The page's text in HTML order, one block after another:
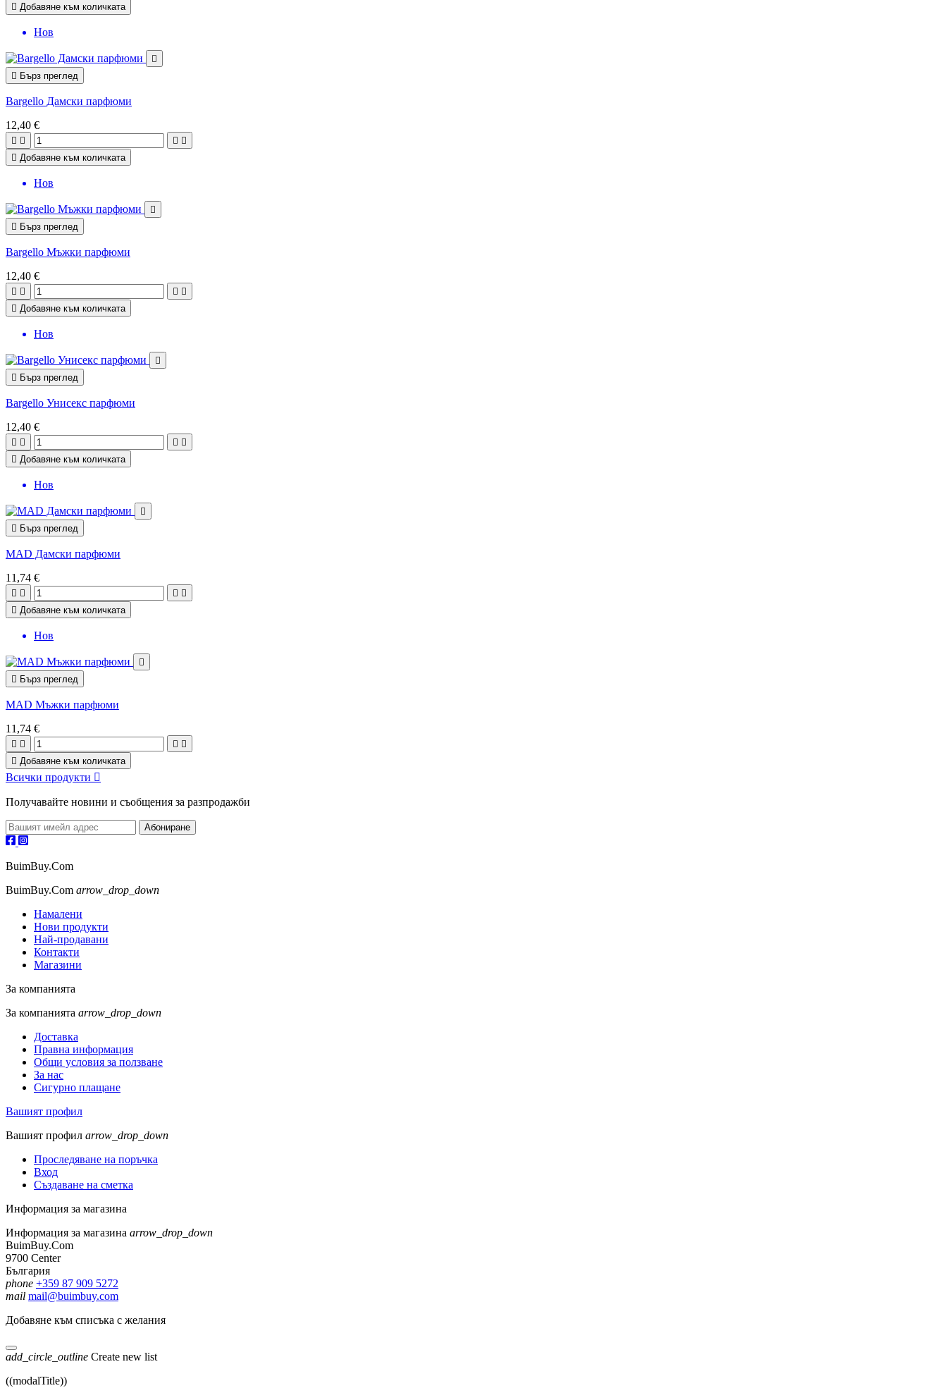
 Добавяне към количката
Нов

 Бърз преглед
Bargello Дамски парфюми
12,40 €
   
 Добавяне към количката
Нов

 Бърз преглед
Bargello Мъжки парфюми
12,40 €
   
 Добавяне към количката
Нов

 Бърз преглед
Bargello Унисекс парфюми
12,40 €
   
 Добавяне към количката
Нов

 Бърз преглед
MAD Дамски парфюми
11,74 €
   
 Добавяне към количката
Нов

 Бърз преглед
MAD Мъжки парфюми
11,74 €
   
 Добавяне към количката
Всички продукти 
Получавайте новини и съобщения за разпродажби
BuimBuy.Com
BuimBuy.Com arrow_drop_down
Намалени
Нови продукти
Най-продавани
Контакти
Магазини
За компанията
За компанията arrow_drop_down
Доставка
Правна информация
Общи условия за ползване
За нас
Сигурно плащане
Вашият профил
Вашият профил arrow_drop_down
Проследяване на поръчка
Вход
Създаване на сметка
Информация за магазина
Информация за магазина arrow_drop_down
BuimBuy.Com
9700 Center
България
phone +359 87 909 5272
mail mail@buimbuy.com
Добавяне към списъка с желания
add_circle_outline Create new list
((modalTitle))